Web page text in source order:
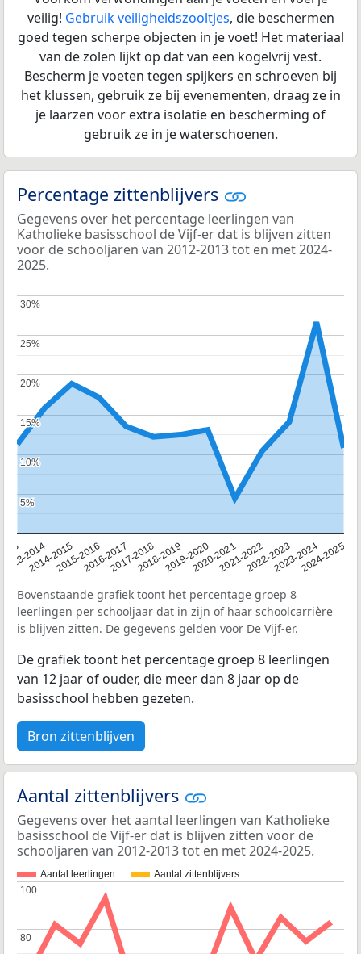
veilig! Gebruik veiligheidszooltjes, die beschermen
goed tegen scherpe objecten in je voet! Het materiaal
van de zolen lijkt op dat van een kogelvrij vest.
Bescherm je voeten tegen spijkers en schroeven bij
het klussen, gebruik ze bij evenementen, draag ze in
je laarzen voor extra isolatie en bescherming of
gebruik ze in je waterschoenen.
Percentage zittenblijvers
Gegevens over het percentage leerlingen van
Katholieke basisschool de Vijf-er dat is blijven zitten
voor de schooljaren van 2012-2013 tot en met 2024-
2025.
2013-20142014-20152015-20162016-20172017-20182018-20192019-20202020-20212021-20222022-20232023-20242024-2025
5%
5%
10%
10%
15%
15%
20%
20%
25%
25%
30%
30%
Bovenstaande grafiek toont het percentage groep 8
leerlingen per schooljaar dat in zijn of haar schoolcarrière
is blijven zitten. De gegevens gelden voor De Vijf-er.
De grafiek toont het percentage groep 8 leerlingen
van 12 jaar of ouder, die meer dan 8 jaar op de
basisschool hebben gezeten.
Bron zittenblijven
Aantal zittenblijvers
Gegevens over het aantal leerlingen van Katholieke
basisschool de Vijf-er dat is blijven zitten voor de
schooljaren van 2012-2013 tot en met 2024-2025.
Aantal leerlingen Aantal zittenblijvers
80
80
100
100